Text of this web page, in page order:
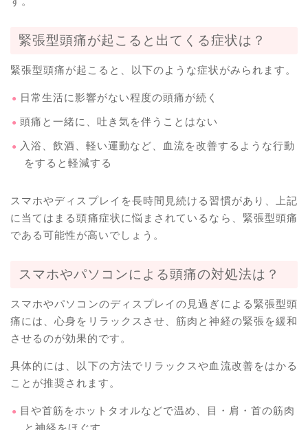
緊張型頭痛が起こると出てくる症状は？
緊張型頭痛が起こると、以下のような症状がみられます。
日常生活に影響がない程度の頭痛が続く
頭痛と一緒に、吐き気を伴うことはない
入浴、飲酒、軽い運動など、血流を改善するような行動
をすると軽減する
スマホやディスプレイを長時間見続ける習慣があり、上記
に当てはまる頭痛症状に悩まされているなら、緊張型頭痛
である可能性が高いでしょう。
スマホやパソコンによる頭痛の対処法は？
スマホやパソコンのディスプレイの見過ぎによる緊張型頭
痛には、心身をリラックスさせ、筋肉と神経の緊張を緩和
させるのが効果的です。
具体的には、以下の方法でリラックスや血流改善をはかる
ことが推奨されます。
目や首筋をホットタオルなどで温め、目・肩・首の筋肉
と神経をほぐす